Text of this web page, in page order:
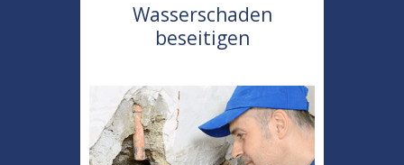
Wasserschaden
beseitigen